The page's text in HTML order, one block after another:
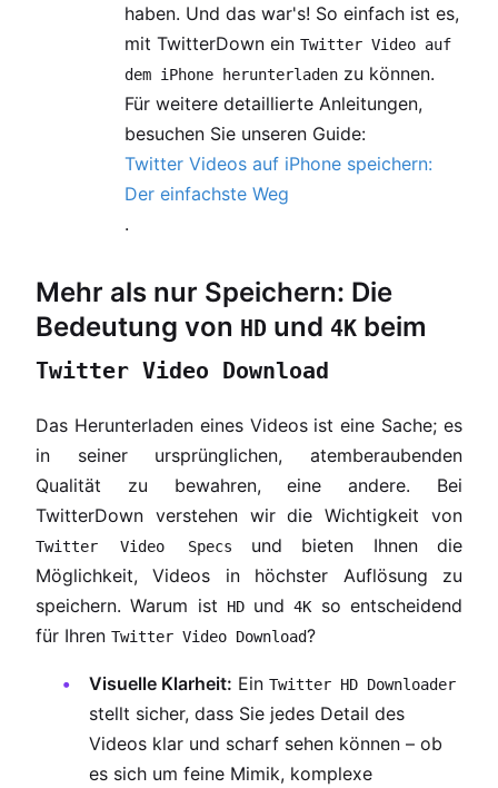
haben. Und das war's! So einfach ist es,
mit TwitterDown ein Twitter Video auf
dem iPhone herunterladen zu können.
Für weitere detaillierte Anleitungen,
besuchen Sie unseren Guide:
Twitter Videos auf iPhone speichern:
Der einfachste Weg
.
Mehr als nur Speichern: Die
Bedeutung von HD und 4K beim
Twitter Video Download
Das Herunterladen eines Videos ist eine Sache; es
in seiner ursprünglichen, atemberaubenden
Qualität zu bewahren, eine andere. Bei
TwitterDown verstehen wir die Wichtigkeit von
Twitter Video Specs
und bieten Ihnen die
Möglichkeit, Videos in höchster Auflösung zu
speichern. Warum ist
HDund4K
so entscheidend
für Ihren Twitter Video Download?
Visuelle Klarheit: Ein Twitter HD Downloader
stellt sicher, dass Sie jedes Detail des
Videos klar und scharf sehen können – ob
es sich um feine Mimik, komplexe